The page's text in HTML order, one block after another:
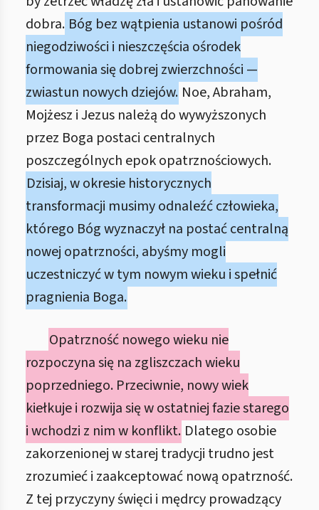
dobra. Bóg bez wątpienia ustanowi pośród
niegodziwości i nieszczęścia ośrodek
formowania się dobrej zwierzchności —
zwiastun nowych dziejów. Noe, Abraham,
Mojżesz i Jezus należą do wywyższonych
przez Boga postaci centralnych
poszczególnych epok opatrznościowych.
Dzisiaj, w okresie historycznych
transformacji musimy odnaleźć człowieka,
którego Bóg wyznaczył na postać centralną
nowej opatrzności, abyśmy mogli
uczestniczyć w tym nowym wieku i spełnić
pragnienia Boga.
Opatrzność nowego wieku nie
rozpoczyna się na zgliszczach wieku
poprzedniego. Przeciwnie, nowy wiek
kiełkuje i rozwija się w ostatniej fazie starego
i wchodzi z nim w konflikt. Dlatego osobie
zakorzenionej w starej tradycji trudno jest
zrozumieć i zaakceptować nową opatrzność.
Z tej przyczyny święci i mędrcy prowadzący